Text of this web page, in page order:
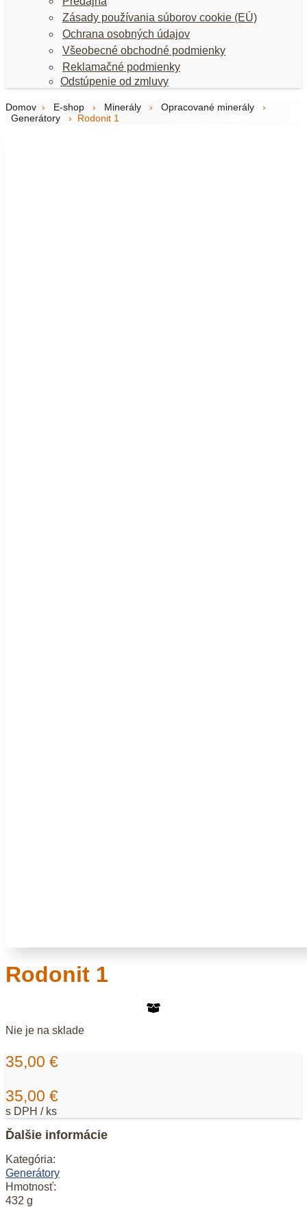
Zásady používania súborov cookie (EÚ)
Ochrana osobných údajov
Všeobecné obchodné podmienky
Reklamačné podmienky
Odstúpenie od zmluvy
Domov › E-shop › Minerály › Opracované minerály
›
Generátory
› Rodonit 1
Rodonit 1
Nie je na sklade
35,00 €
35,00 €
s DPH / ks
Ďalšie informácie
Kategória:
Generátory
Hmotnosť:
432 g